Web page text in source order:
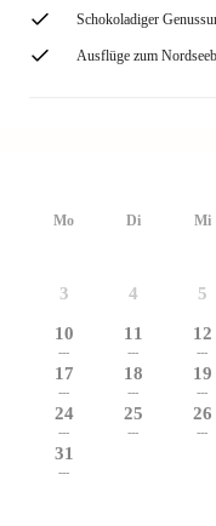
Schokoladiger
Ausflüge zum
Mo Di Mi
3 4 5
10
---
11
---
12
---
17
---
18
---
19
---
24
---
25
---
26
---
31
---